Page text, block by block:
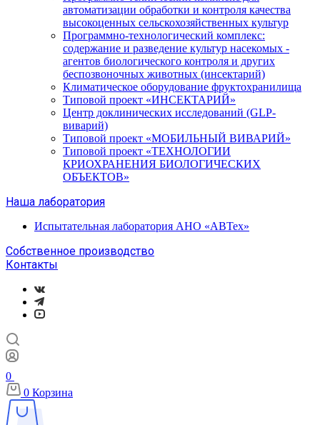
автоматизации обработки и контроля качества
высокоценных сельскохозяйственных культур
Программно-технологический комплекс:
содержание и разведение культур насекомых -
агентов биологического контроля и других
беспозвоночных животных (инсектарий)
Климатическое оборудование фруктохранилища
Типовой проект «ИНСЕКТАРИЙ»
Центр доклинических исследований (GLP-
виварий)
Типовой проект «МОБИЛЬНЫЙ ВИВАРИЙ»
Типовой проект «ТЕХНОЛОГИИ
КРИОХРАНЕНИЯ БИОЛОГИЧЕСКИХ
ОБЪЕКТОВ»
Наша лаборатория
Испытательная лаборатория АНО «АВТех»
Собственное производство
Контакты
0
0 Корзина